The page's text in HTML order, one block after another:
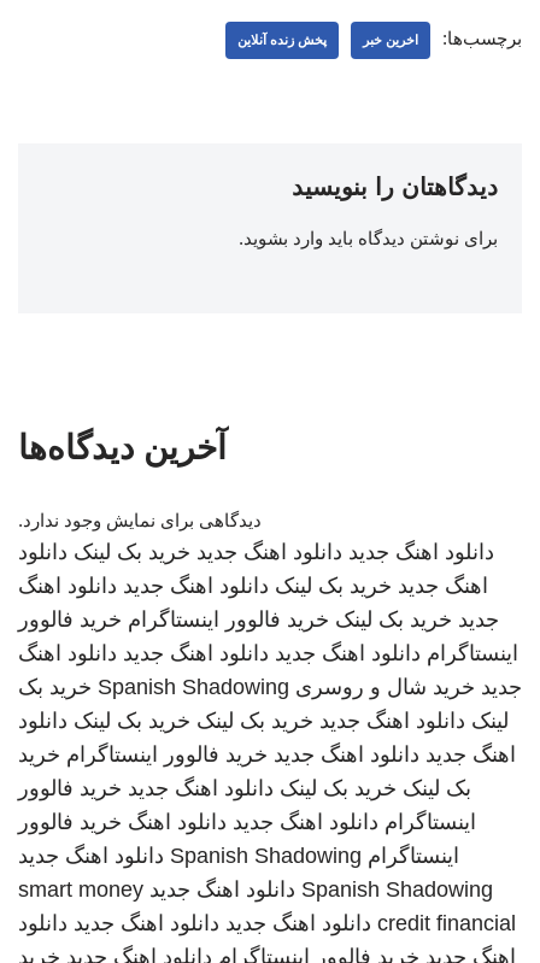
برچسب‌ها: اخرین خبر پخش زنده آنلاین
دیدگاهتان را بنویسید
برای نوشتن دیدگاه باید وارد بشوید.
آخرین دیدگاه‌ها
دیدگاهی برای نمایش وجود ندارد.
دانلود اهنگ جدید دانلود اهنگ جدید خرید بک لینک دانلود
اهنگ جدید خرید بک لینک دانلود اهنگ جدید دانلود اهنگ
جدید خرید بک لینک خرید فالوور اینستاگرام خرید فالوور
اینستاگرام دانلود اهنگ جدید دانلود اهنگ جدید دانلود اهنگ
جدید خرید شال و روسری Spanish Shadowing خرید بک
لینک دانلود اهنگ جدید خرید بک لینک خرید بک لینک دانلود
اهنگ جدید دانلود اهنگ جدید خرید فالوور اینستاگرام خرید
بک لینک خرید بک لینک دانلود اهنگ جدید خرید فالوور
اینستاگرام دانلود اهنگ جدید دانلود اهنگ خرید فالوور
اینستاگرام Spanish Shadowing دانلود اهنگ جدید
Spanish Shadowing دانلود اهنگ جدید smart money
credit financial دانلود اهنگ جدید دانلود اهنگ جدید دانلود
اهنگ جدید خرید فالوور اینستاگرام دانلود اهنگ جدید خرید